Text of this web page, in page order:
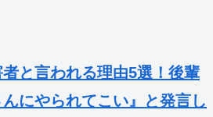
と言われる理由5選！後輩
にやられてこい』と発言し